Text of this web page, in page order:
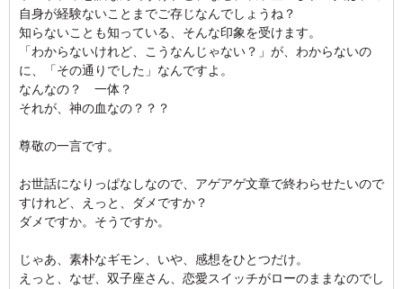
自身が経験ないことまでご存じなんでしょうね？
知らないことも知っている、そんな印象を受けます。
「わからないけれど、こうなんじゃない？」が、わからないの
に、「その通りでした」なんですよ。
なんなの？ 一体？
それが、神の血なの？？？
尊敬の一言です。
お世話になりっぱなしなので、アゲアゲ文章で終わらせたいので
すけれど、えっと、ダメですか？
ダメですか。そうですか。
じゃあ、素朴なギモン、いや、感想をひとつだけ。
えっと、なぜ、双子座さん、恋愛スイッチがローのままなのでし